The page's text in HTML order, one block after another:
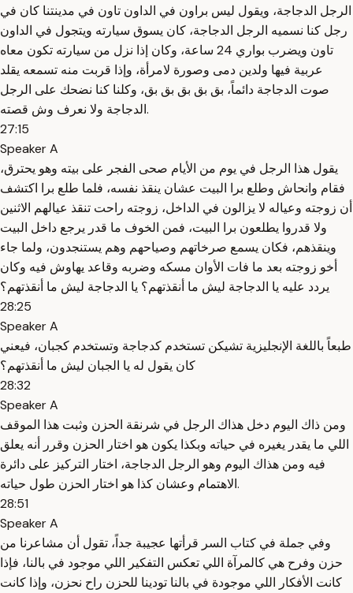
الرجل الدجاجة، ويقول ليس براون في الداون تاون في مدينتنا كان في
رجل كنا نسميه الرجل الدجاجة، كان يسوق سيارته ويتجول في الداون
تاون ويضرب بواري 24 ساعة، وكان إذا نزل من سيارته تكون معاه
عربية فيها ولدين دمى وصورة لامرأة، وإذا قربت منه تسمعه يقلد
صوت الدجاجة دائماً، بق بق بق بق بق، وكلنا كنا نضحك على الرجل
الدجاجة ولا نعرف وش قصته.
27:15
Speaker A
يقول هذا الرجل في يوم من الأيام صحى الفجر على بيته وهو يحترق،
فقام وانحاش وطلع برا البيت عشان ينقذ نفسه، فلما طلع برا اكتشف
أن زوجته وعياله لا يزالون في الداخل، زوجته راحت تنقذ عيالهم الاثنين
ولا قدروا يطلعون برا البيت، فمن الخوف ما قدر يرجع داخل البيت
وينقذهم، فكان يسمع صرخاتهم وصياحهم وهم يستنجدون، ولما جاء
أخو زوجته بعد ما فات الأوان مسكه وضربه وقاعد يهاوش فيه وكان
يردد عليه يا الدجاجة ليش ما أنقذتهم؟ يا الدجاجة ليش ما أنقذتهم؟
28:25
Speaker A
طبعاً باللغة الإنجليزية تشيكن تستخدم كدجاجة وتستخدم كجبان، فيعني
كان يقول له يا الجبان ليش ما أنقذتهم؟
28:32
Speaker A
ومن ذاك اليوم دخل هذاك الرجل في شرنقة الحزن وثبت هذا الموقف
اللي ما يقدر يغيره في حياته وبكذا يكون هو اختار الحزن وقرر أنه يعلق
فيه ومن هذاك اليوم وهو الرجل الدجاجة، اختار التركيز على دائرة
الاهتمام وعشان كذا هو اختار الحزن طول حياته.
28:51
Speaker A
وفي جملة في كتاب السر قرأتها عجيبة جداً، تقول أن مشاعرنا من
حزن وفرح هي كالمرآة اللي تعكس التفكير اللي موجود في بالنا، فإذا
كانت الأفكار اللي موجودة في بالنا تودينا للحزن راح نحزن، وإذا كانت